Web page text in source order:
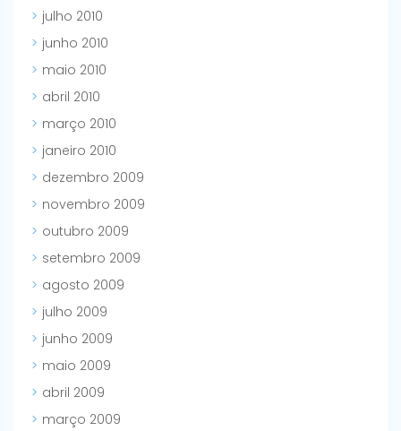
julho 2010
junho 2010
maio 2010
abril 2010
março 2010
janeiro 2010
dezembro 2009
novembro 2009
outubro 2009
setembro 2009
agosto 2009
julho 2009
junho 2009
maio 2009
abril 2009
março 2009